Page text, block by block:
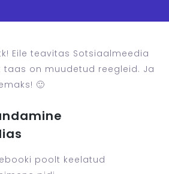
Eile teavitas Sotsiaalmeedia
taas on muudetud reegleid. Ja
🙂
poolt keelatud